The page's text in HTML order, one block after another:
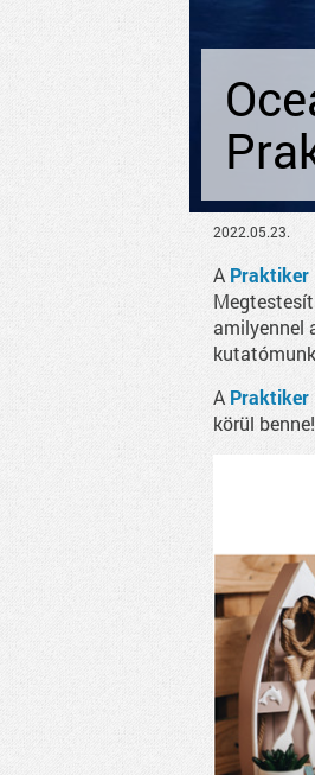
2022.05.23.
A Praktiker
amilyennel
A Praktiker
körül benne!